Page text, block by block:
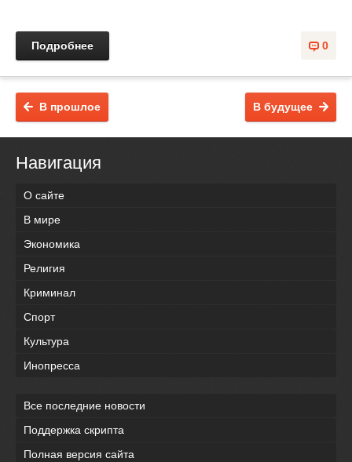
0
Подробнее
В будущее
В прошлое
Навигация
О сайте
В мире
Экономика
Религия
Криминал
Спорт
Культура
Инопресса
Все последние новости
Поддержка скрипта
Полная версия сайта